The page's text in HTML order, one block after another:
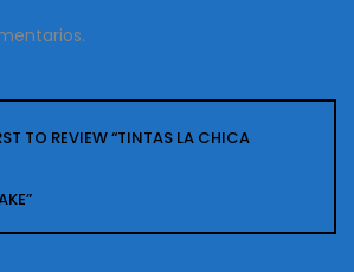
TO REVIEW “TINTAS LA CHICA